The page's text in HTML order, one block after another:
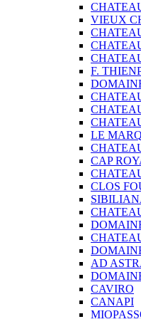
VIEUX
F.
LE
CAP
CLOS
AD
CAVIRO
CANAPI